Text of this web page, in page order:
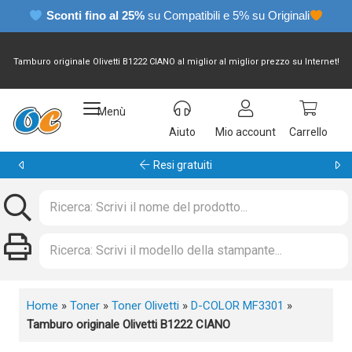
Sconti fino al 25% su Compatibili e 5% su Originali
Tamburo originale Olivetti B1222 CIANO al miglior al miglior prezzo su Internet!
Menù
Aiuto
Mio account Carrello
Resi gratuiti
Home » Toner » Toner Olivetti » D-COLOR MF3301 »
Tamburo originale Olivetti B1222 CIANO